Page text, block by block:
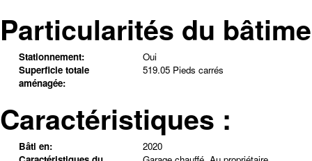
Particularités du
Stationnement:
Oui
Superficie totale
aménagée:
519.05 Pieds carrés
Caractéristiques :
Bâti en:
2020